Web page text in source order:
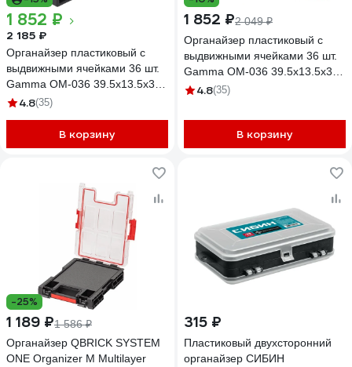
1 852 ₽
2 185 ₽
Органайзер пластиковый с
выдвижными ячейками 36 шт.
Gamma ОМ-036 39.5x13.5x32
см, черный 511907
4.8(35)
В корзину
1 852 ₽2 049 ₽
Органайзер пластиковый с
выдвижными ячейками 36 шт.
Gamma ОМ-036 39.5x13.5x32
см, синий 505750
4.8(35)
В корзину
-25%
1 189 ₽1 586 ₽
Органайзер QBRICK SYSTEM
ONE Organizer M Multilayer
315 ₽
Пластиковый двухсторонний
органайзер СИБИН